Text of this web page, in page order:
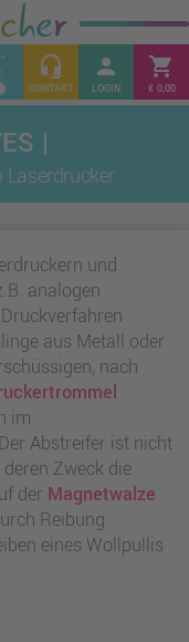
headset_mic
KONTAKT
person
LOGIN
shopping_cart
€ 0,00
und
analogen
aus Metall oder
nach
im
Abstreifer ist nicht
Zweck die
der Magnetwalze
Reibung
eines Wollpullis